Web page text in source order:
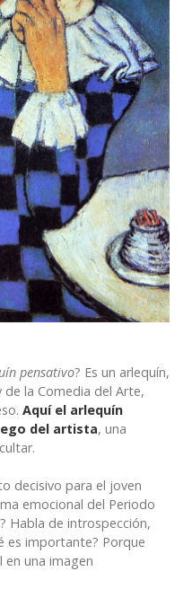
pensativo? Es un arlequín,
la Comedia del Arte,
Aquí el arlequín
del artista, una
decisivo para el joven
emocional del Periodo
Habla de introspección,
es importante? Porque
una imagen